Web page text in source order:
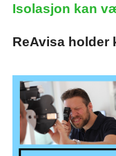
Isolasjon kan
ReAvisa holder